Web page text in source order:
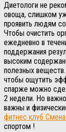
Диетологи не
овоща, слишком
проявить людям
Чтобы очистить
ежедневно в
поддержания
высоким
полезных
чтобы ощутить
спарже можно
2 недели. Но
важны и
фитнес клуб
спортом !